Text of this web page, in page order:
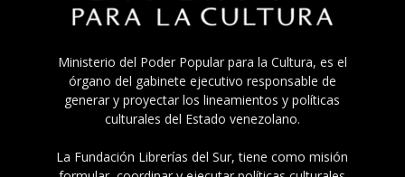
Ministerio del Poder Popular para la Cultura, es el
órgano del gabinete ejecutivo responsable de
generar y proyectar los lineamientos y políticas
culturales del Estado venezolano.
La Fundación Librerías del Sur, tiene como misión